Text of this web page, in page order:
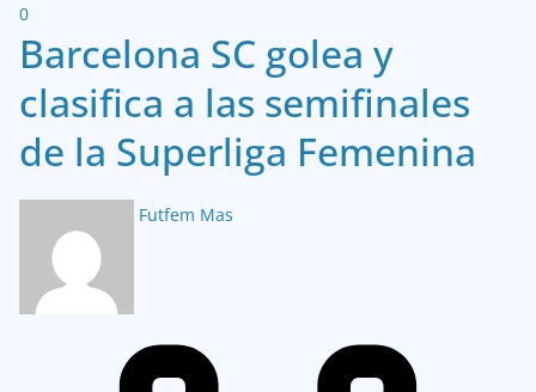
0
Barcelona SC golea y
clasifica a las semifinales
de la Superliga Femenina
Futfem Mas